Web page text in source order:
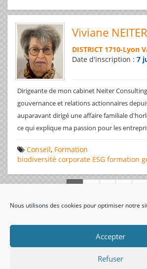
Nous utilisons des cookies pour optimiser notre
Accepter
Refuser
Viviane NEITER
DISTRICT 1710-Lyon
Date d'inscription : 7
Dirigeante de mon cabinet Neiter
gouvernance et relations actionnaires
auparavant dirigé une affaire familiale
ce qui explique ma passion pour les
Conseil, Formation
biodiversité corporate ESG formation
visiteurs uniques: